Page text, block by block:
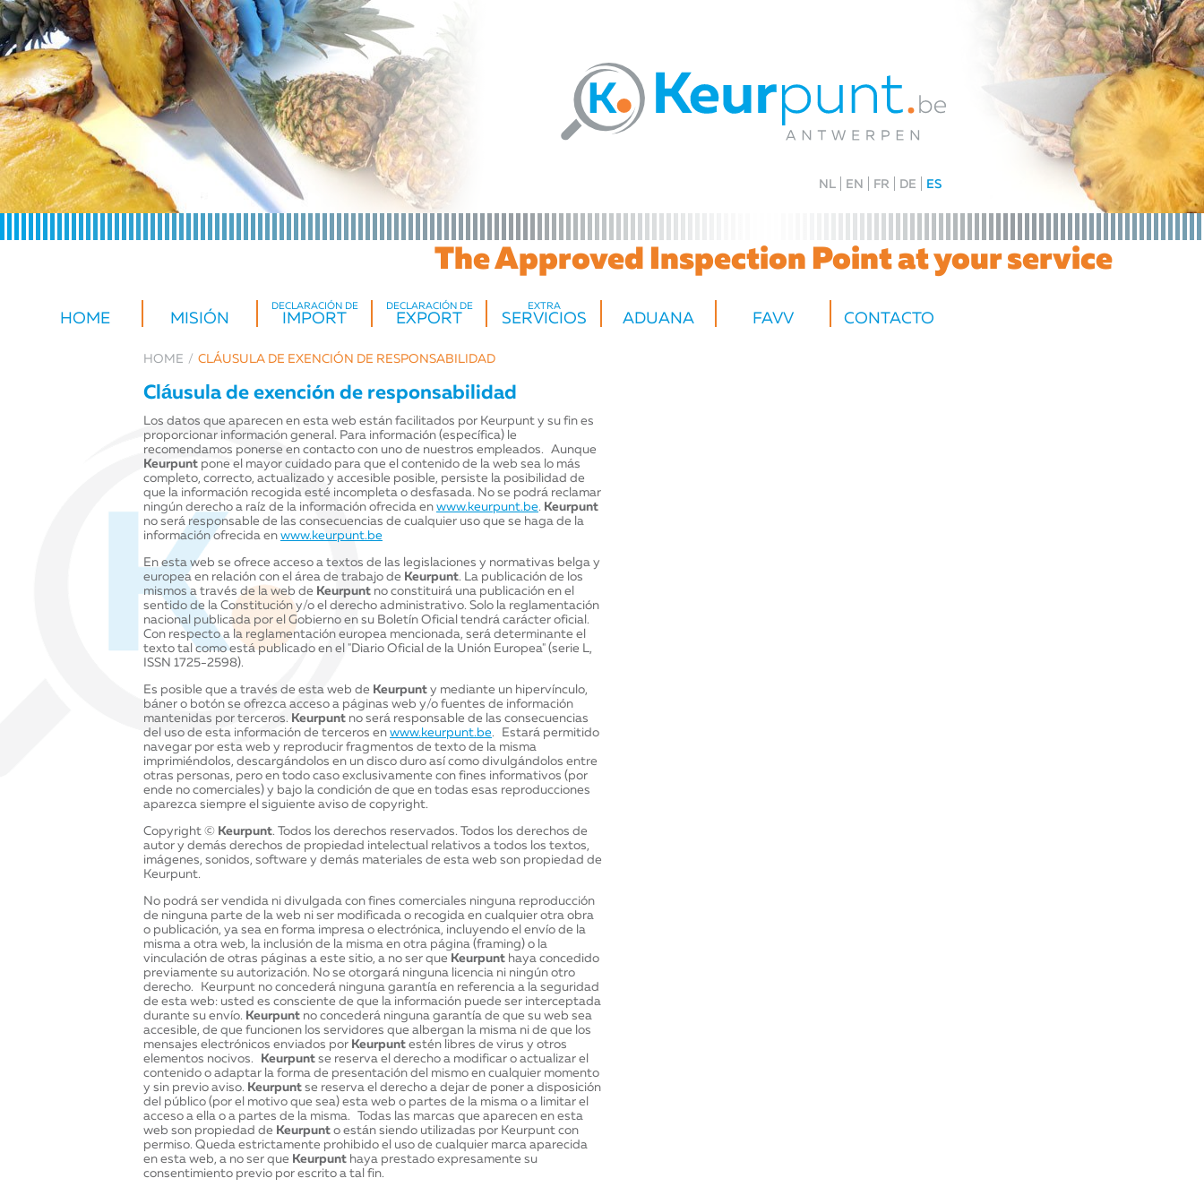
NL EN FR DE ES
The Approved Inspection Point at your service
HOME MISIÓN
DECLARACIÓN DE
IMPORT
DECLARACIÓN DE
EXPORT
EXTRA
SERVICIOS ADUANA FAVV CONTACTO
HOME CLÁUSULA DE EXENCIÓN DE RESPONSABILIDAD
Cláusula de exención de responsabilidad
Los datos que aparecen en esta web están facilitados por Keurpunt y su fin es
proporcionar información general. Para información (específica) le
recomendamos ponerse en contacto con uno de nuestros empleados. Aunque
Keurpunt pone el mayor cuidado para que el contenido de la web sea lo más
completo, correcto, actualizado y accesible posible, persiste la posibilidad de
que la información recogida esté incompleta o desfasada. No se podrá reclamar
ningún derecho a raíz de la información ofrecida en www.keurpunt.be. Keurpunt
no será responsable de las consecuencias de cualquier uso que se haga de la
información ofrecida en www.keurpunt.be
En esta web se ofrece acceso a textos de las legislaciones y normativas belga y
europea en relación con el área de trabajo de Keurpunt. La publicación de los
mismos a través de la web de Keurpunt no constituirá una publicación en el
sentido de la Constitución y/o el derecho administrativo. Solo la reglamentación
nacional publicada por el Gobierno en su Boletín Oficial tendrá carácter oficial.
Con respecto a la reglamentación europea mencionada, será determinante el
texto tal como está publicado en el "Diario Oficial de la Unión Europea" (serie L,
ISSN 1725-2598).
Es posible que a través de esta web de Keurpunt y mediante un hipervínculo,
báner o botón se ofrezca acceso a páginas web y/o fuentes de información
mantenidas por terceros. Keurpunt no será responsable de las consecuencias
del uso de esta información de terceros en www.keurpunt.be. Estará permitido
navegar por esta web y reproducir fragmentos de texto de la misma
imprimiéndolos, descargándolos en un disco duro así como divulgándolos entre
otras personas, pero en todo caso exclusivamente con fines informativos (por
ende no comerciales) y bajo la condición de que en todas esas reproducciones
aparezca siempre el siguiente aviso de copyright.
Copyright © Keurpunt. Todos los derechos reservados. Todos los derechos de
autor y demás derechos de propiedad intelectual relativos a todos los textos,
imágenes, sonidos, software y demás materiales de esta web son propiedad de
Keurpunt.
No podrá ser vendida ni divulgada con fines comerciales ninguna reproducción
de ninguna parte de la web ni ser modificada o recogida en cualquier otra obra
o publicación, ya sea en forma impresa o electrónica, incluyendo el envío de la
misma a otra web, la inclusión de la misma en otra página (framing) o la
vinculación de otras páginas a este sitio, a no ser que Keurpunt haya concedido
previamente su autorización. No se otorgará ninguna licencia ni ningún otro
derecho. Keurpunt no concederá ninguna garantía en referencia a la seguridad
de esta web: usted es consciente de que la información puede ser interceptada
durante su envío. Keurpunt no concederá ninguna garantía de que su web sea
accesible, de que funcionen los servidores que albergan la misma ni de que los
mensajes electrónicos enviados por Keurpunt estén libres de virus y otros
elementos nocivos. Keurpunt se reserva el derecho a modificar o actualizar el
contenido o adaptar la forma de presentación del mismo en cualquier momento
y sin previo aviso. Keurpunt se reserva el derecho a dejar de poner a disposición
del público (por el motivo que sea) esta web o partes de la misma o a limitar el
acceso a ella o a partes de la misma. Todas las marcas que aparecen en esta
web son propiedad de Keurpunt o están siendo utilizadas por Keurpunt con
permiso. Queda estrictamente prohibido el uso de cualquier marca aparecida
en esta web, a no ser que Keurpunt haya prestado expresamente su
consentimiento previo por escrito a tal fin.